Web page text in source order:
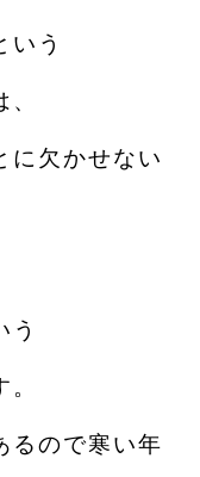
いう
に欠かせない
う
るので寒い年